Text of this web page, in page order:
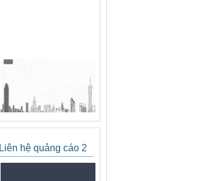
Liên hệ quảng cáo 2